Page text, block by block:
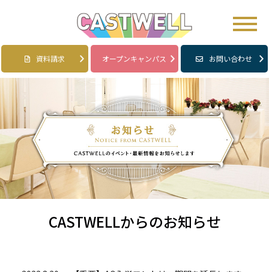
資料請求 オープンキャンパス お問い合わせ
CASTWELLからのお知らせ